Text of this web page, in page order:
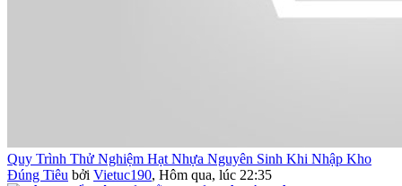
Quy Trình Thử Nghiệm Hạt Nhựa Nguyên Sinh Khi Nhập Kho
Đúng Tiêu bởi Vietuc190, Hôm qua, lúc 22:35